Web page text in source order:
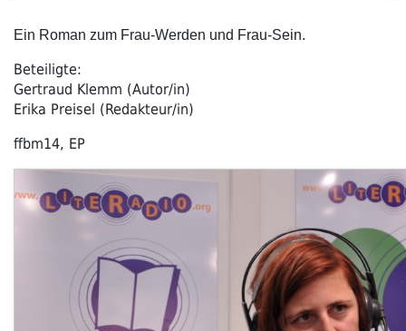
Ein Roman zum Frau-Werden und Frau-Sein.
Beteiligte:
Gertraud Klemm (Autor/in)
Erika Preisel (Redakteur/in)
ffbm14, EP